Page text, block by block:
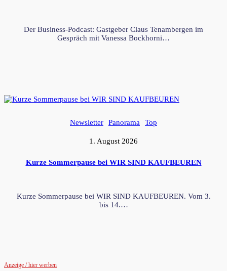
Der Business-Podcast: Gastgeber Claus Tenambergen im
Gespräch mit Vanessa Bockhorni…
Newsletter Panorama Top
1. August 2026
Kurze Sommerpause bei WIR SIND KAUFBEUREN
Kurze Sommerpause bei WIR SIND KAUFBEUREN. Vom 3.
bis 14.…
Anzeige / hier werben